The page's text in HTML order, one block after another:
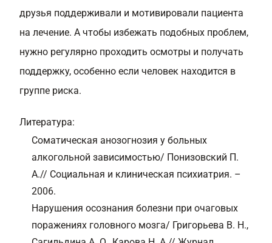
друзья поддерживали и мотивировали пациента
на лечение. А чтобы избежать подобных проблем,
нужно регулярно проходить осмотры и получать
поддержку, особенно если человек находится в
группе риска.
Литература:
Соматическая анозогнозия у больных
алкогольной зависимостью/ Понизовский П.
А.// Социальная и клиническая психиатрия. –
2006.
Нарушения осознания болезни при очаговых
поражениях головного мозга/ Григорьева В. Н.,